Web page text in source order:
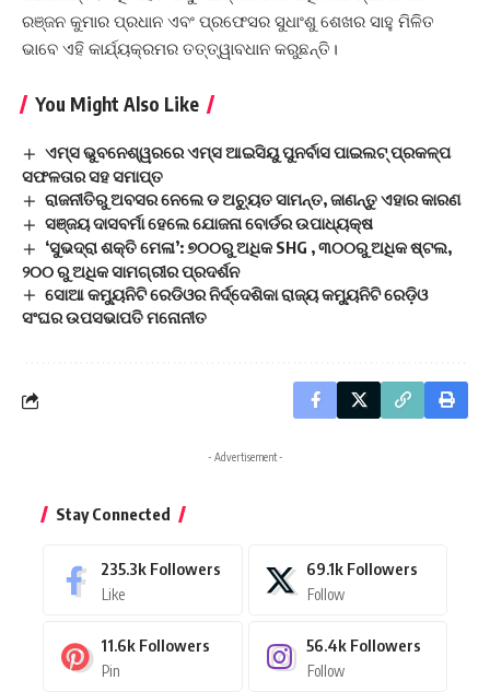
ରଞ୍ଜନ କୁମାର ପ୍ରଧାନ ଏବଂ ପ୍ରଫେସର ସୁଧାଂଶୁ ଶେଖର ସାହୁ ମିଳିତ
ଭାବେ ଏହି କାର୍ଯ୍ୟକ୍ରମର ତତ୍ତ୍ୱାବଧାନ କରୁଛନ୍ତି।
You Might Also Like
ଏମ୍‌ସ ଭୁବନେଶ୍ୱରରେ ଏମ୍‌ସ ଆଇସିୟୁ ପୁନର୍ବାସ ପାଇଲଟ୍ ପ୍ରକଳ୍ପ
ସଫଳତାର ସହ ସମାପ୍ତ
ରାଜନୀତିରୁ ଅବସର ନେଲେ ଡ ଅଚ୍ୟୁତ ସାମନ୍ତ, ଜାଣନ୍ତୁ ଏହାର କାରଣ
ସଞ୍ଜୟ ଦାସବର୍ମା ହେଲେ ଯୋଜନା ବୋର୍ଡର ଉପାଧ୍ୟକ୍ଷ
‘ସୁଭଦ୍ରା ଶକ୍ତି ମେଳା’: ୭୦୦ରୁ ଅଧିକ SHG , ୩୦୦ରୁ ଅଧିକ ଷ୍ଟଲ,
୨୦୦ ରୁ ଅଧିକ ସାମଗ୍ରୀର ପ୍ରଦର୍ଶନ
ସୋଆ କମ୍ୟୁନିଟି ରେଡିଓର ନିର୍ଦ୍ଦେଶିକା ରାଜ୍ୟ କମ୍ୟୁନିଟି ରେଡ଼ିଓ
ସଂଘର ଉପସଭାପତି ମନୋନୀତ
- Advertisement -
Stay Connected
235.3k Followers
Like
69.1k Followers
Follow
11.6k Followers
Pin
56.4k Followers
Follow